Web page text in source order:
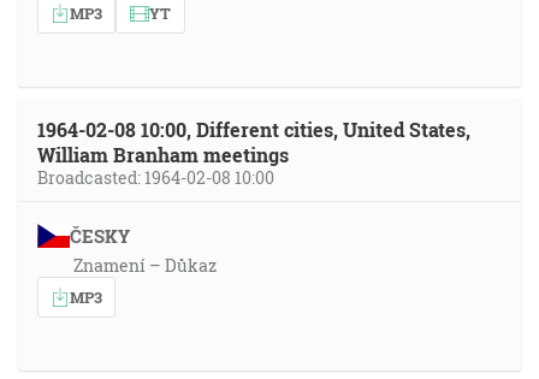
MP3 YT
1964-02-08 10:00, Different cities, United States,
William Branham meetings
Broadcasted: 1964-02-08 10:00
ČESKY
Znamení – Důkaz
MP3